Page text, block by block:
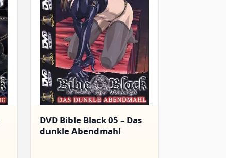
DVD Bible Black 05 – Das
dunkle Abendmahl